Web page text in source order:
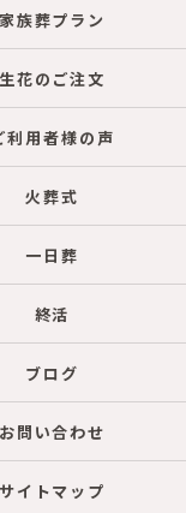
家族葬プラン
生花のご注文
利用者様の声
火葬式
一日葬
終活
ブログ
お問い合わせ
サイトマップ